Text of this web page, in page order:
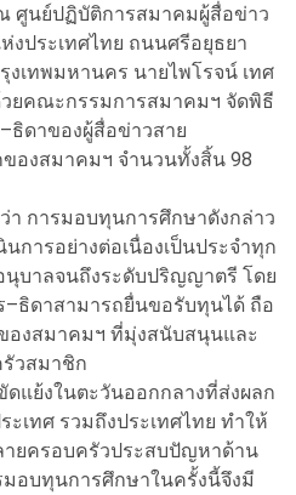
ศูนย์ปฏิบัติการสมาคมผู้สื่อข่าว
ประเทศไทย ถนนศรีอยุธยา
งเทพมหานคร นายไพโรจน์ เทศ
ยคณะกรรมการสมาคมฯ จัดพิธี
ธิดาของผู้สื่อข่าวสาย
องสมาคมฯ จำนวนทั้งสิ้น 98
า การมอบทุนการศึกษาดังกล่าว
การอย่างต่อเนื่องเป็นประจำทุก
บาลจนถึงระดับปริญญาตรี โดย
ธิดาสามารถยื่นขอรับทุนได้ ถือ
องสมาคมฯ ที่มุ่งสนับสนุนและ
วสมาชิก
แย้งในตะวันออกกลางที่ส่งผลก
เทศ รวมถึงประเทศไทย ทำให้
ยครอบครัวประสบปัญหาด้าน
มอบทุนการศึกษาในครั้งนี้จึงมี